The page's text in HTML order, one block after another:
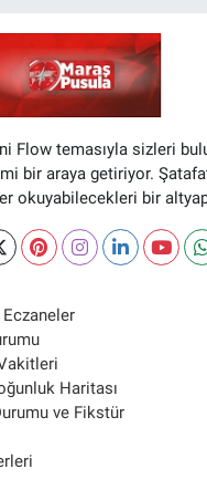
Flow temasıyla sizleri
bir araya getiriyor.
okuyabilecekleri bir
Haritası
ve Fikstür